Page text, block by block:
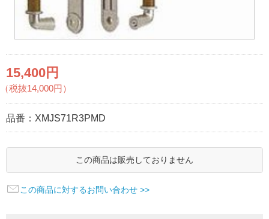
15,400円
（税抜14,000円）
品番： XMJS71R3PMD
この商品は販売しておりません
この商品に対するお問い合わせ >>